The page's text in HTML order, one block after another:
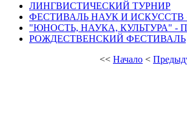
ЛИНГВИСТИЧЕСКИЙ ТУРНИР
ФЕСТИВАЛЬ НАУК И
"ЮНОСТЬ, НАУКА, КУЛЬТУРА"
РОЖДЕСТВЕНСКИЙ ФЕСТИВАЛЬ
<< Начало <